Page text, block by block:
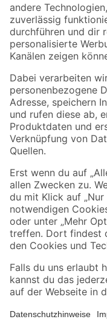
Zur Newsletter
Folge uns
Zahlungsarten
Sicher einkaufen
Jetzt die toom-App
Alle Preisangaben in EUR inkl.
Umständen nicht in allen Märkten
Produkte nur solange der Vorrat
*Paketversand ab 59 €